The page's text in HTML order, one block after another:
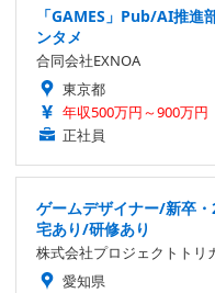
「GAMES」Pub/AI推
ンタメ
合同会社EXNOA
東京都
年収500万円～900万円
正社員
ゲームデザイナー/新卒
宅あり/研修あり
株式会社プロジェクトトリ
愛知県